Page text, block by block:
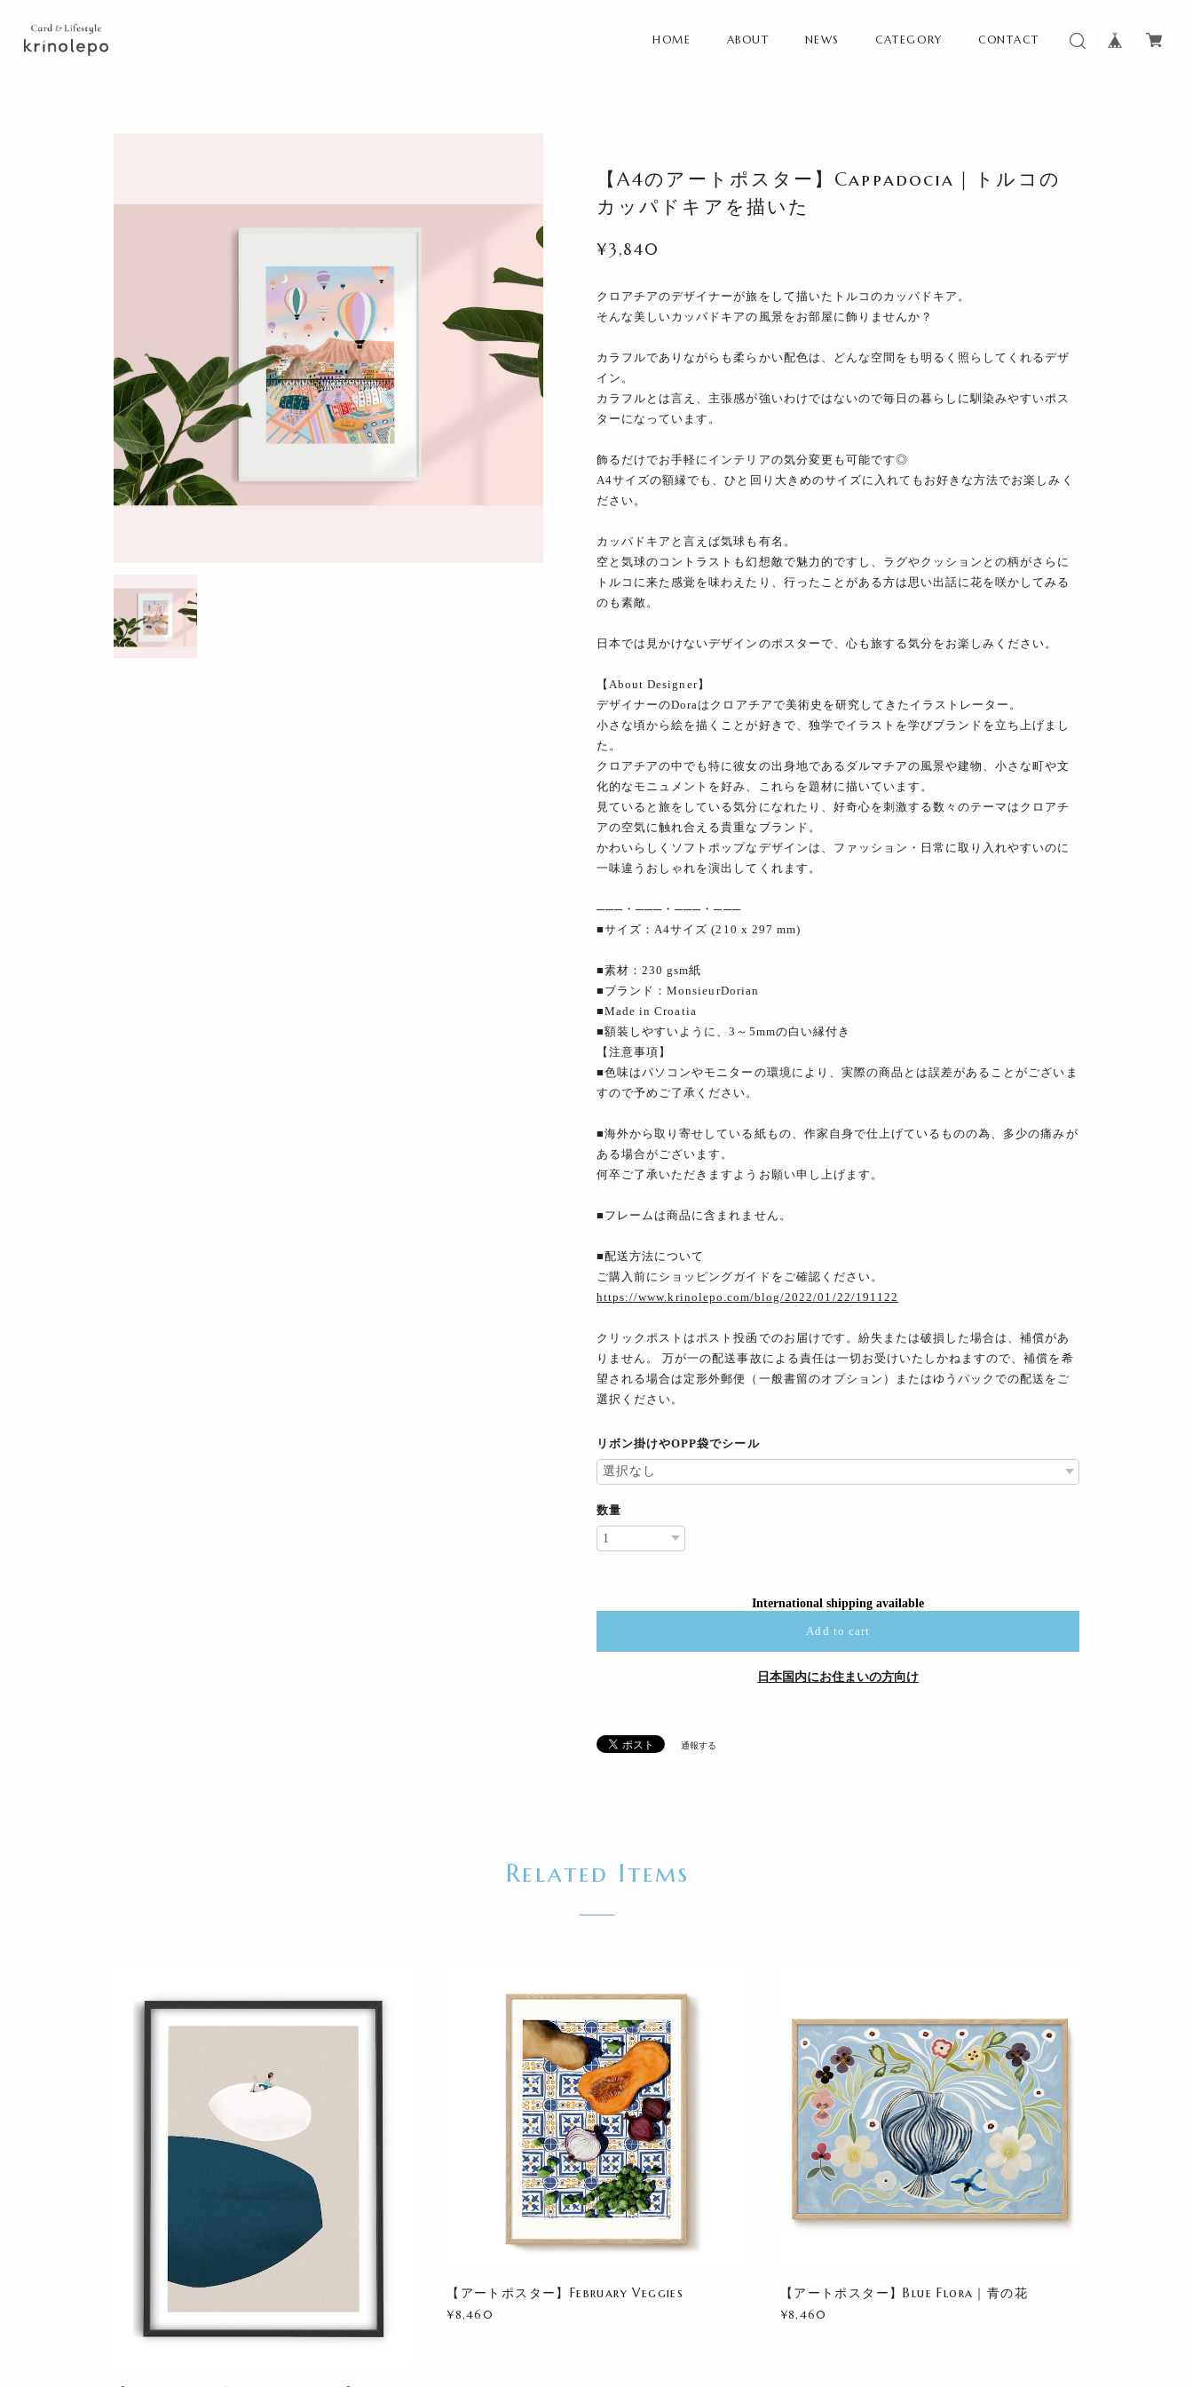
HOME ABOUT NEWS CATEGORY CONTACT
【A4のアートポスター】Cappadocia｜トルコの
カッパドキアを描いた
¥3,840
クロアチアのデザイナーが旅をして描いたトルコのカッパドキア。
そんな美しいカッパドキアの風景をお部屋に飾りませんか？
カラフルでありながらも柔らかい配色は、どんな空間をも明るく照らしてくれるデザ
イン。
カラフルとは言え、主張感が強いわけではないので毎日の暮らしに馴染みやすいポス
ターになっています。
飾るだけでお手軽にインテリアの気分変更も可能です◎
A4サイズの額縁でも、ひと回り大きめのサイズに入れてもお好きな方法でお楽しみく
ださい。
カッパドキアと言えば気球も有名。
空と気球のコントラストも幻想敵で魅力的ですし、ラグやクッションとの柄がさらに
トルコに来た感覚を味わえたり、行ったことがある方は思い出話に花を咲かしてみる
のも素敵。
日本では見かけないデザインのポスターで、心も旅する気分をお楽しみください。
【About Designer】
デザイナーのDoraはクロアチアで美術史を研究してきたイラストレーター。
小さな頃から絵を描くことが好きで、独学でイラストを学びブランドを立ち上げまし
た。
クロアチアの中でも特に彼女の出身地であるダルマチアの風景や建物、小さな町や文
化的なモニュメントを好み、これらを題材に描いています。
見ていると旅をしている気分になれたり、好奇心を刺激する数々のテーマはクロアチ
アの空気に触れ合える貴重なブランド。
かわいらしくソフトポップなデザインは、ファッション・日常に取り入れやすいのに
一味違うおしゃれを演出してくれます。
───・───・───・───
■サイズ：A4サイズ (210 x 297 mm)
■素材：230 gsm紙
■ブランド：MonsieurDorian
■Made in Croatia
■額装しやすいように、3～5mmの白い縁付き
【注意事項】
■色味はパソコンやモニターの環境により、実際の商品とは誤差があることがございま
すので予めご了承ください。
■海外から取り寄せしている紙もの、作家自身で仕上げているものの為、多少の痛みが
ある場合がございます。
何卒ご了承いただきますようお願い申し上げます。
■フレームは商品に含まれません。
■配送方法について
ご購入前にショッピングガイドをご確認ください。
https://www.krinolepo.com/blog/2022/01/22/191122
クリックポストはポスト投函でのお届けです。紛失または破損した場合は、補償があ
りません。 万が一の配送事故による責任は一切お受けいたしかねますので、補償を希
望される場合は定形外郵便（一般書留のオプション）またはゆうパックでの配送をご
選択ください。
リボン掛けやOPP袋でシール
数量
International shipping available
Add to cart
日本国内にお住まいの方向け
通報する
Related Items
【アートポスター】February Veggies
¥8,460
【アートポスター】Blue Flora｜青の花
¥8,460